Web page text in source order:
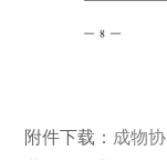
附件下载： 成物